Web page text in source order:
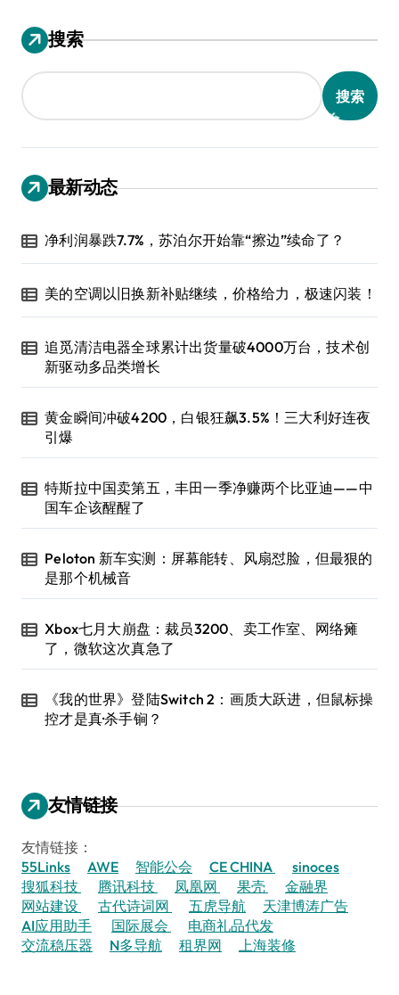
搜索
搜索
最新动态
净利润暴跌7.7%，苏泊尔开始靠“擦边”续命了？
美的空调以旧换新补贴继续，价格给力，极速闪装！
追觅清洁电器全球累计出货量破4000万台，技术创
新驱动多品类增长
黄金瞬间冲破4200，白银狂飙3.5%！三大利好连夜
引爆
特斯拉中国卖第五，丰田一季净赚两个比亚迪——中
国车企该醒醒了
Peloton 新车实测：屏幕能转、风扇怼脸，但最狠的
是那个机械音
Xbox七月大崩盘：裁员3200、卖工作室、网络瘫
了，微软这次真急了
《我的世界》登陆Switch 2：画质大跃进，但鼠标操
控才是真·杀手锏？
友情链接
友情链接：
55Links
AWE 智能公会 CE CHINA
sinoces
搜狐科技
腾讯科技 凤凰网 果壳
金融界
网站建设
古代诗词网 五虎导航
天津博涛广告
AI应用助手
国际展会
电商礼品代发
交流稳压器
N多导航 租界网 上海装修